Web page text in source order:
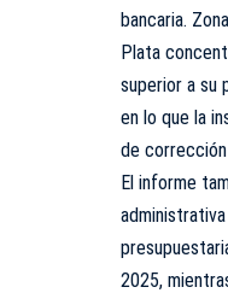
bancaria.
Plata
superior a su
en lo que la
de
El informe
2025,